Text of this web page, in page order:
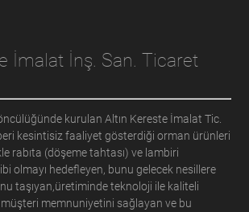
İmalat İnş. San. Ticaret
kurulan Altın Kereste İmalat Tic.
kesintisiz faaliyet gösterdiği orman ürünleri
rabıta (döşeme tahtası) ve lambiri
olmayı hedefleyen, bunu gelecek nesillere
taşıyan,üretiminde teknoloji ile kaliteli
memnuniyetini sağlayan ve bu